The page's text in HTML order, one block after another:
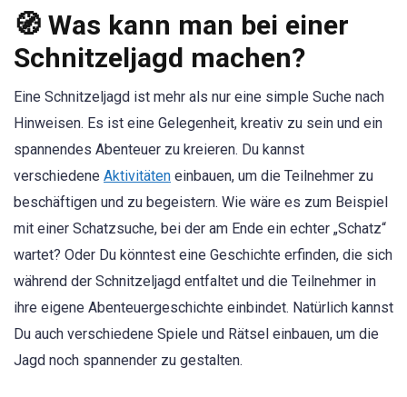
🧭 Was kann man bei einer
Schnitzeljagd machen?
Eine Schnitzeljagd ist mehr als nur eine simple Suche nach
Hinweisen. Es ist eine Gelegenheit, kreativ zu sein und ein
spannendes Abenteuer zu kreieren. Du kannst
verschiedene Aktivitäten einbauen, um die Teilnehmer zu
beschäftigen und zu begeistern. Wie wäre es zum Beispiel
mit einer Schatzsuche, bei der am Ende ein echter „Schatz“
wartet? Oder Du könntest eine Geschichte erfinden, die sich
während der Schnitzeljagd entfaltet und die Teilnehmer in
ihre eigene Abenteuergeschichte einbindet. Natürlich kannst
Du auch verschiedene Spiele und Rätsel einbauen, um die
Jagd noch spannender zu gestalten.